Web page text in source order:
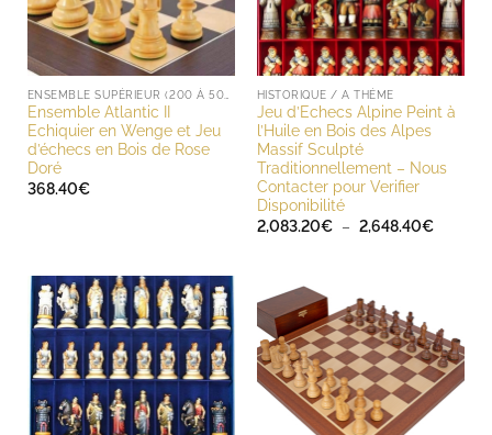
Ensemble Atlantic II
Echiquier en Wenge et Jeu
d’échecs en Bois de Rose
Doré
368.40€
HISTORIQUE / A THÈME
Jeu d’Echecs Alpine Peint à
l’Huile en Bois des Alpes
Massif Sculpté
Traditionnellement – Nous
Contacter pour Verifier
Disponibilité
2,083.20€ – 2,648.40€Plage